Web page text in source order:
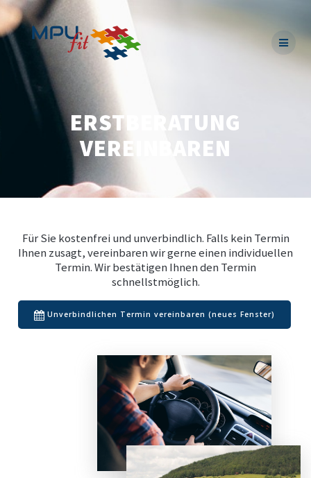
ERSTBERATUNG
VEREINBAREN
Für Sie kostenfrei und unverbindlich. Falls kein Termin
Ihnen zusagt, vereinbaren wir gerne einen individuellen
Termin. Wir bestätigen Ihnen den Termin
schnellstmöglich.
Unverbindlichen Termin vereinbaren (neues Fenster)